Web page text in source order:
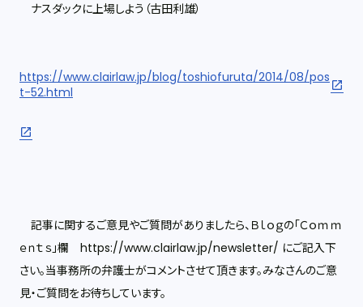
ナスダックに上場しよう（古田利雄）
https://www.clairlaw.jp/blog/toshiofuruta/2014/08/pos
t-52.html
記事に関するご意見やご質問がありましたら、Ｂｌｏｇの「Ｃｏｍｍ
ｅｎｔｓ」欄 https://www.clairlaw.jp/newsletter/ にご記入下
さい。当事務所の弁護士がコメントさせて頂きます。みなさんのご意
見・ご質問をお待ちしています。